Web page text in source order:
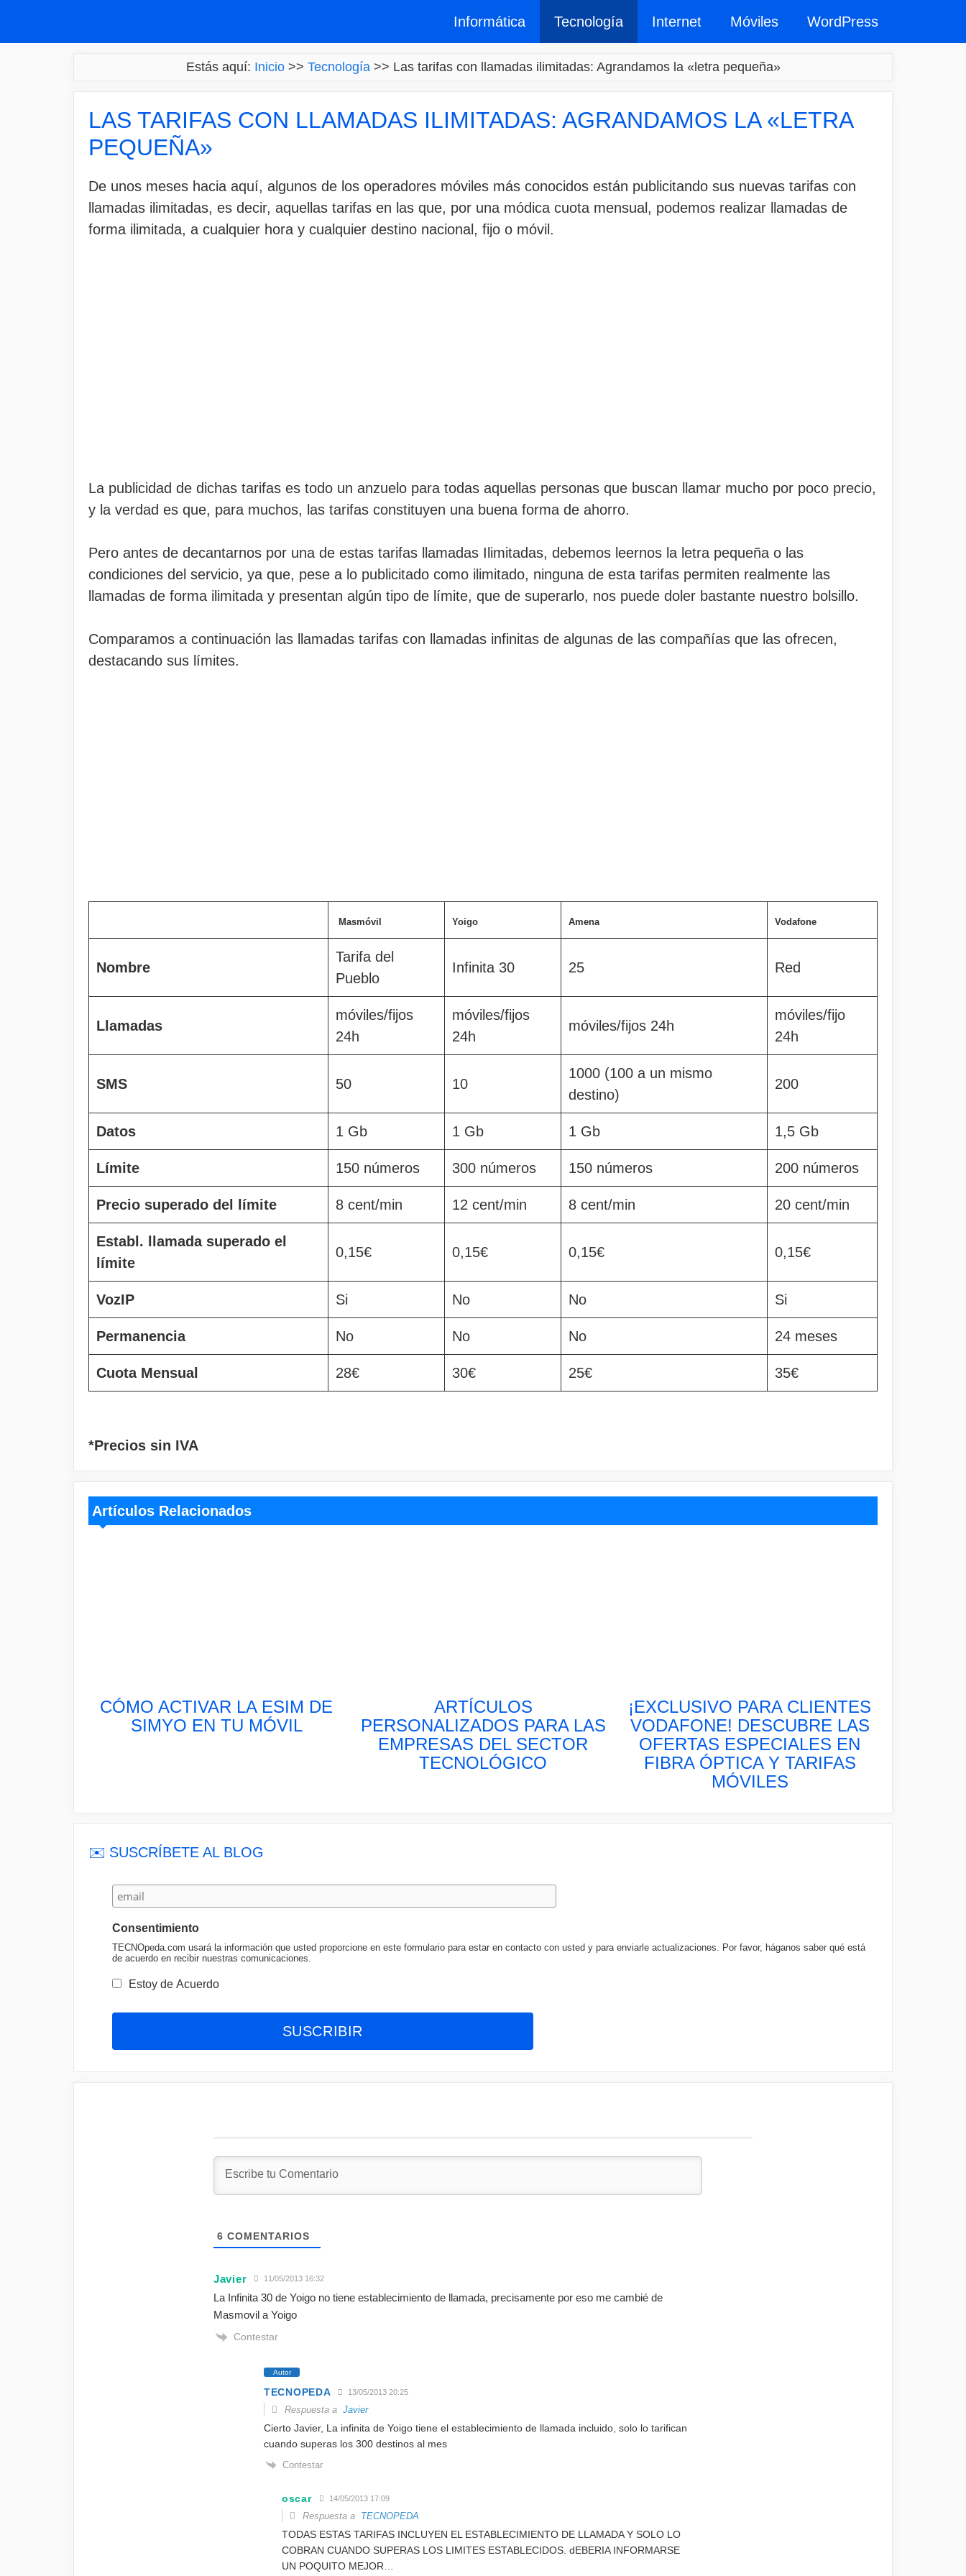
Informática Tecnología Internet Móviles WordPress
Estás aquí: Inicio>> Tecnología>> Las tarifas con llamadas ilimitadas: Agrandamos la «letra pequeña»
LAS TARIFAS CON LLAMADAS ILIMITADAS: AGRANDAMOS LA «LETRA
PEQUEÑA»
De unos meses hacia aquí, algunos de los operadores móviles más conocidos están publicitando sus nuevas tarifas con
llamadas ilimitadas, es decir, aquellas tarifas en las que, por una módica cuota mensual, podemos realizar llamadas de
forma ilimitada, a cualquier hora y cualquier destino nacional, fijo o móvil.
La publicidad de dichas tarifas es todo un anzuelo para todas aquellas personas que buscan llamar mucho por poco precio,
y la verdad es que, para muchos, las tarifas constituyen una buena forma de ahorro.
Pero antes de decantarnos por una de estas tarifas llamadas Ilimitadas, debemos leernos la letra pequeña o las
condiciones del servicio, ya que, pese a lo publicitado como ilimitado, ninguna de esta tarifas permiten realmente las
llamadas de forma ilimitada y presentan algún tipo de límite, que de superarlo, nos puede doler bastante nuestro bolsillo.
Comparamos a continuación las llamadas tarifas con llamadas infinitas de algunas de las compañías que las ofrecen,
destacando sus límites.
Masmóvil Yoigo Amena Vodafone
Nombre
Tarifa del
Pueblo
Infinita 30 25 Red
Llamadas
móviles/fijos
24h
móviles/fijos
24h
móviles/fijos 24h
móviles/fijo
24h
SMS 50 10
1000 (100 a un mismo
destino)
200
Datos 1 Gb 1 Gb 1 Gb 1,5 Gb
Límite 150 números 300 números 150 números 200 números
Precio superado del límite 8 cent/min 12 cent/min 8 cent/min 20 cent/min
Establ. llamada superado el
límite
0,15€ 0,15€ 0,15€ 0,15€
VozIP Si No No Si
Permanencia No No No 24 meses
Cuota Mensual 28€ 30€ 25€ 35€
*Precios sin IVA
Artículos Relacionados
CÓMO ACTIVAR LA ESIM DE
SIMYO EN TU MÓVIL
ARTÍCULOS
PERSONALIZADOS PARA LAS
EMPRESAS DEL SECTOR
TECNOLÓGICO
¡EXCLUSIVO PARA CLIENTES
VODAFONE! DESCUBRE LAS
OFERTAS ESPECIALES EN
FIBRA ÓPTICA Y TARIFAS
MÓVILES
✉️ SUSCRÍBETE AL BLOG
Consentimiento
TECNOpeda.com usará la información que usted proporcione en este formulario para estar en contacto con usted y para enviarle actualizaciones. Por favor, háganos saber qué está
de acuerdo en recibir nuestras comunicaciones.
Estoy de Acuerdo
6 COMENTARIOS
Javier 11/05/2013 16:32
La Infinita 30 de Yoigo no tiene establecimiento de llamada, precisamente por eso me cambié de
Masmovil a Yoigo
Contestar
Autor
TECNOPEDA 13/05/2013 20:25
Respuesta a Javier
Cierto Javier, La infinita de Yoigo tiene el establecimiento de llamada incluido, solo lo tarifican
cuando superas los 300 destinos al mes
Contestar
oscar 14/05/2013 17:09
Respuesta a TECNOPEDA
TODAS ESTAS TARIFAS INCLUYEN EL ESTABLECIMIENTO DE LLAMADA Y SOLO LO
COBRAN CUANDO SUPERAS LOS LIMITES ESTABLECIDOS. dEBERIA INFORMARSE
UN POQUITO MEJOR…